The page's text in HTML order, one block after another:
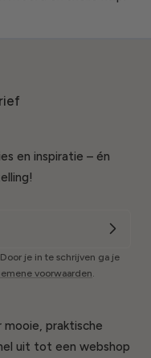
praktische
uit tot een webshop
en inspiratie – én
je in te schrijven ga je
voorwaarden.